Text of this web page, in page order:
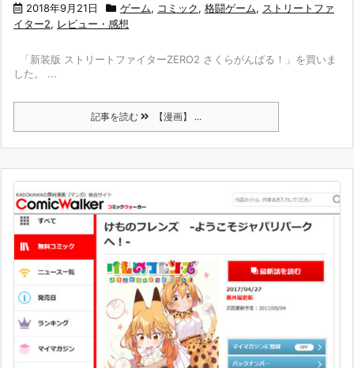
2018年9月21日 ゲーム, コミック, 格闘ゲーム, ストリートファ
イター2, レビュー・感想
「新装版 ストリートファイターZERO2 さくらがんばる！」を買いま
した。 ...
記事を読む 【漫画】 ...